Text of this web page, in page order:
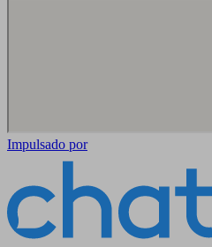
Impulsado por